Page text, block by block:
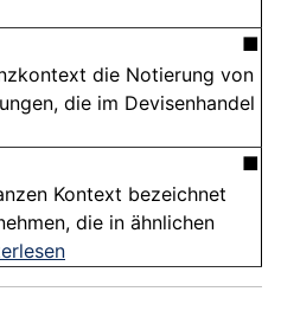
■
die Notierung von
die im Devisenhandel
■
Kontext bezeichnet
die in ähnlichen